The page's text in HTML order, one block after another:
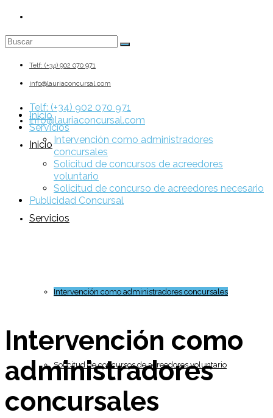
Buscar:
Telf: (+34) 902 070 971
info@lauriaconcursal.com
Telf: (+34) 902 070 971
info@lauriaconcursal.com
Inicio
Servicios
Intervención como administradores concursales
Solicitud de concursos de acreedores voluntario
Inicio
Servicios
Intervención como administradores
concursales
Solicitud de concursos de acreedores
voluntario
Solicitud de concurso de acreedores necesario
Publicidad Concursal
Intervención como
administradores
concursales